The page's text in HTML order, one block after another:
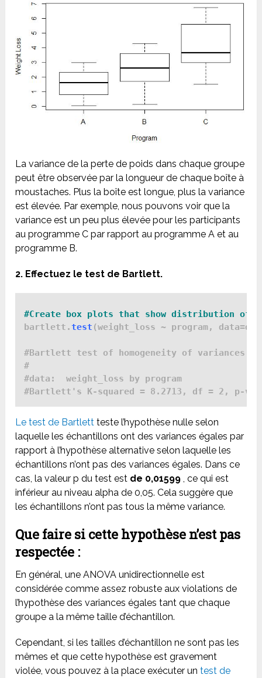
La variance de la perte de poids dans chaque groupe
peut être observée par la longueur de chaque boîte à
moustaches. Plus la boîte est longue, plus la variance
est élevée. Par exemple, nous pouvons voir que la
variance est un peu plus élevée pour les participants
au programme C par rapport au programme A et au
programme B.
2. Effectuez le test de Bartlett.
#Create box plots that show distribution of
bartlett.test (weight_loss ~ program,
#Bartlett test of homogeneity of variances
#
#data:  weight_loss by program
#Bartlett's K-squared = 8.2713, df = 2, p-
Le test de Bartlett teste l’hypothèse nulle selon
laquelle les échantillons ont des variances égales par
rapport à l’hypothèse alternative selon laquelle les
échantillons n’ont pas des variances égales. Dans ce
cas, la valeur p du test est de 0,01599 , ce qui est
inférieur au niveau alpha de 0,05. Cela suggère que
les échantillons n’ont pas tous la même variance.
Que faire si cette hypothèse n’est pas
respectée :
En général, une ANOVA unidirectionnelle est
considérée comme assez robuste aux violations de
l’hypothèse des variances égales tant que chaque
groupe a la même taille d’échantillon.
Cependant, si les tailles d’échantillon ne sont pas les
mêmes et que cette hypothèse est gravement
violée, vous pouvez à la place exécuter untest de